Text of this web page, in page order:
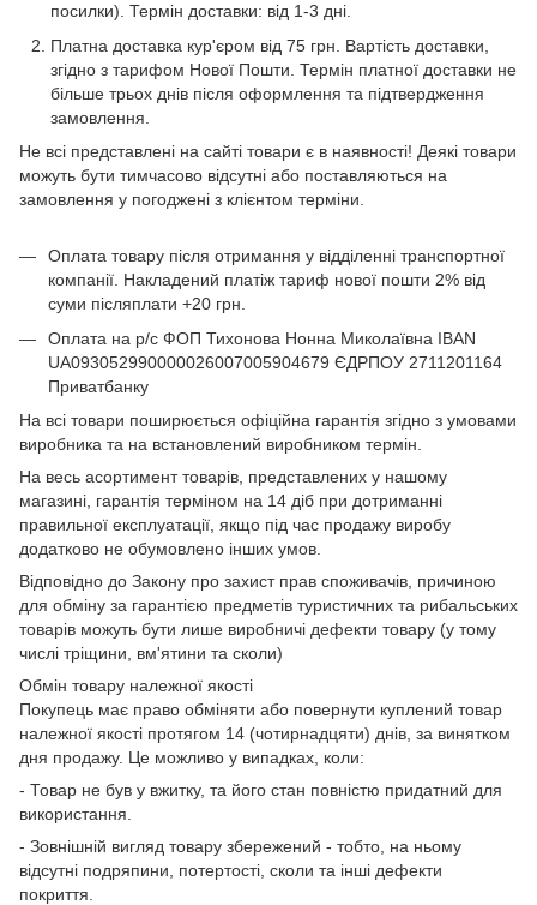
посилки). Термін доставки: від 1-3 дні.
Платна доставка кур'єром від 75 грн. Вартість доставки,
згідно з тарифом Нової Пошти. Термін платної доставки не
більше трьох днів після оформлення та підтвердження
замовлення.
Не всі представлені на сайті товари є в наявності! Деякі товари
можуть бути тимчасово відсутні або поставляються на
замовлення у погоджені з клієнтом терміни.
Оплата товару після отримання у відділенні транспортної
компанії. Накладений платіж тариф нової пошти 2% від
суми післяплати +20 грн.
Оплата на р/с ФОП Тихонова Нонна Миколаївна IBAN
UA093052990000026007005904679 ЄДРПОУ 2711201164
Приватбанку
На всі товари поширюється офіційна гарантія згідно з умовами
виробника та на встановлений виробником термін.
На весь асортимент товарів, представлених у нашому
магазині, гарантія терміном на 14 діб при дотриманні
правильної експлуатації, якщо під час продажу виробу
додатково не обумовлено інших умов.
Відповідно до Закону про захист прав споживачів, причиною
для обміну за гарантією предметів туристичних та рибальських
товарів можуть бути лише виробничі дефекти товару (у тому
числі тріщини, вм'ятини та сколи)
Обмін товару належної якості
Покупець має право обміняти або повернути куплений товар
належної якості протягом 14 (чотирнадцяти) днів, за винятком
дня продажу. Це можливо у випадках, коли:
- Товар не був у вжитку, та його стан повністю придатний для
використання.
- Зовнішній вигляд товару збережений - тобто, на ньому
відсутні подряпини, потертості, сколи та інші дефекти
покриття.